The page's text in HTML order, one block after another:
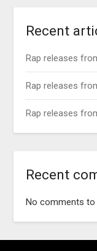
Recent
Rap releases
Rap releases
Rap releases
Recent
No comments to